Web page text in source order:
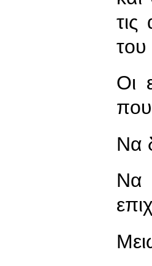
του
Οι
Να
Να